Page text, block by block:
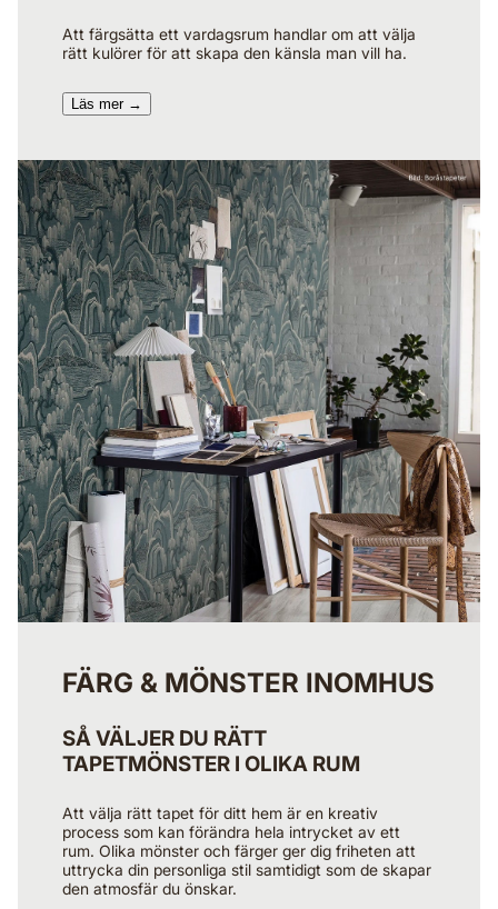
Att färgsätta ett vardagsrum handlar om att välja
rätt kulörer för att skapa den känsla man vill ha.
Läs mer →​
FÄRG & MÖNSTER INOMHUS
SÅ VÄLJER DU RÄTT
TAPETMÖNSTER I OLIKA RUM
Att välja rätt tapet för ditt hem är en kreativ
process som kan förändra hela intrycket av ett
rum. Olika mönster och färger ger dig friheten att
uttrycka din personliga stil samtidigt som de skapar
den atmosfär du önskar.